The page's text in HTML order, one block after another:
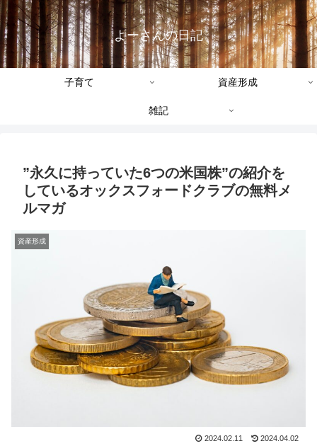
よーさんの日記
子育て 資産形成
雑記
”永久に持っていた6つの米国株”の紹介を
しているオックスフォードクラブの無料メ
ルマガ
資産形成
2024.02.11 2024.04.02